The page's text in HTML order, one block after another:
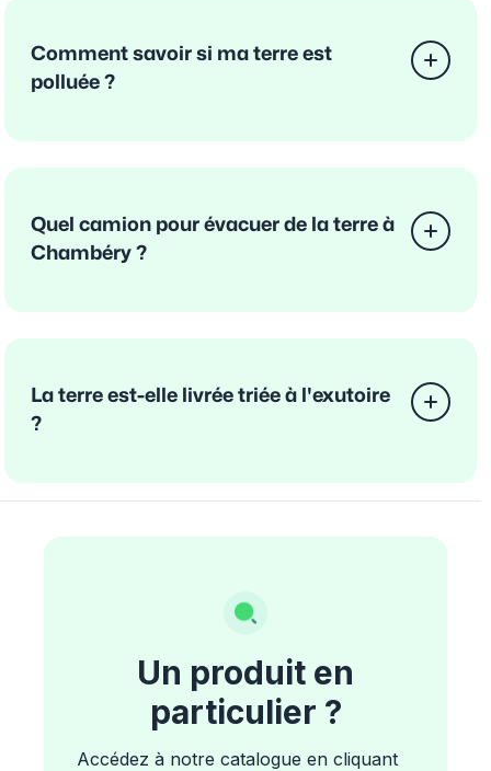
Comment savoir si ma terre est
polluée ?
Quel camion pour évacuer de la terre à
Chambéry ?
La terre est-elle livrée triée à l'exutoire
?
Un produit en
particulier ?
Accédez à notre catalogue en cliquant